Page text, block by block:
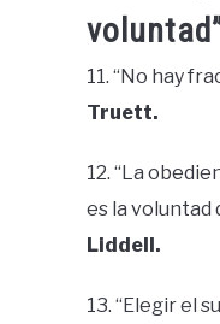
11. “No hay
Truett.
12. “La
es la voluntad
Liddell.
13. “Elegir el